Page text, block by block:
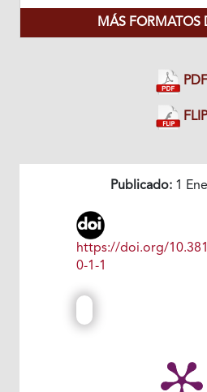
MÁS FORMATOS
PDF
FLIP
Publicado: 1
https://doi.org/
0-1-1